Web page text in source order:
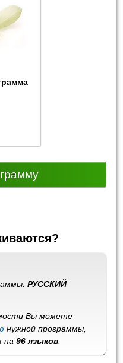
РУССКИЙ
Вы можете
нужной программы,
на96 языков